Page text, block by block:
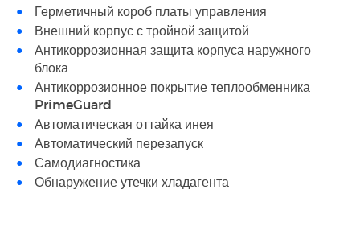
Герметичный короб платы управления
Внешний корпус с тройной защитой
Антикоррозионная защита корпуса наружного
блока
Антикоррозионное покрытие теплообменника
PrimeGuard
Автоматическая оттайка инея
Автоматический перезапуск
Самодиагностика
Обнаружение утечки хладагента